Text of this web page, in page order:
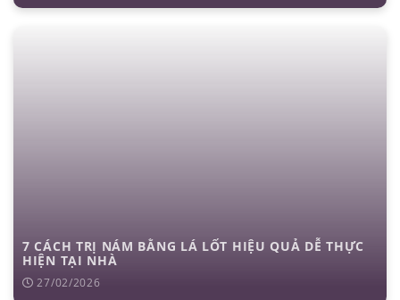
7 CÁCH TRỊ NÁM BẰNG LÁ LỐT HIỆU QUẢ DỄ THỰC
HIỆN TẠI NHÀ
27/02/2026